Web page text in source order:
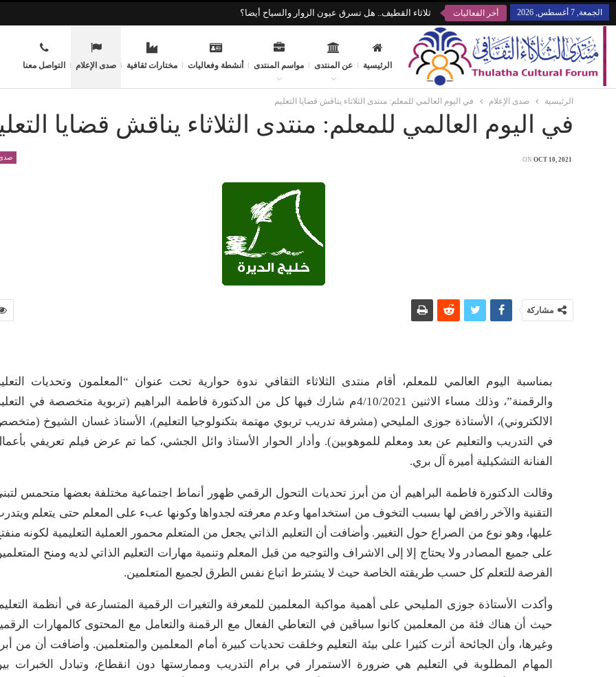
الجمعة, 7 أغسطس, 2026 أخر الفعاليات ثلاثاء القطيف.. هل تسرق عيون الزوار والسياح أيضا؟
الرئيسية عن المنتدى مواسم المنتدى أنشطة وفعاليات مختارات ثقافية صدى الإعلام التواصل معنا
الرئيسية صدى الإعلام في اليوم العالمي للمعلم: منتدى الثلاثاء يناقش قضايا التعليم
في اليوم العالمي للمعلم: منتدى الثلاثاء يناقش قضايا
صدى ON OCT 10, 2021
مشاركة
بمناسبة اليوم العالمي للمعلم، أقام منتدى الثلاثاء الثقافي ندوة حوارية تحت عنوان “المعلمون وتحديات
والرقمنة”، وذلك مساء الاثنين 4/10/2021م شارك فيها كل من الدكتورة فاطمة البراهيم (تربوية متخصصة في
الالكتروني)، الأستاذة جوزى المليحي (مشرفة تدريب تربوي مهتمة بتكنولوجيا التعليم)، الأستاذ غسان الشيوخ
في التدريب والتعليم عن بعد ومعلم للموهوبين). وأدار الحوار الأستاذ وائل الجشي، كما تم عرض فيلم تعريفي
الفنانة التشكيلية أميرة آل بري.
وقالت الدكتورة فاطمة البراهيم أن من أبرز تحديات التحول الرقمي ظهور أنماط اجتماعية مختلفة بعضها متحمس
التقنية والآخر رافض لها بسبب التخوف من استخدامها وعدم معرفته لجدواها وكونها عبء على المعلم حتى يتعلم
عليها، وهو نوع من الصراع حول التغيير. وأضافت أن التعليم الذاتي يجعل من المتعلم محمور العملية التعليمية لكونه
على جميع المصادر ولا يحتاج إلا إلى الاشراف والتوجيه من قبل المعلم وتنمية مهارات التعليم الذاتي لديه ومنح
الفرصة للتعلم كل حسب طريقته الخاصة حيث لا يشترط اتباع نفس الطرق لجميع المتعلمين.
وأكدت الأستاذة جوزى المليحي على أهمية مواكبة المعلمين للمعرفة والتغيرات الرقمية المتسارعة في أنظمة
حيث أن هناك فئة من المعلمين كانوا سباقين في التعاطي الفعال مع الرقمنة والتعامل مع المحتوى كالمهارات
وغيرها، وأن الجائحة أثرت كثيرا على بيئة التعليم وخلقت تحديات كبيرة أمام المعلمين والمتعلمين. وأضافت أن من
المهام المطلوبة في التعليم هي ضرورة الاستمرار في برام التدريب وممارستها دون انقطاع، وتبادل الخبرات